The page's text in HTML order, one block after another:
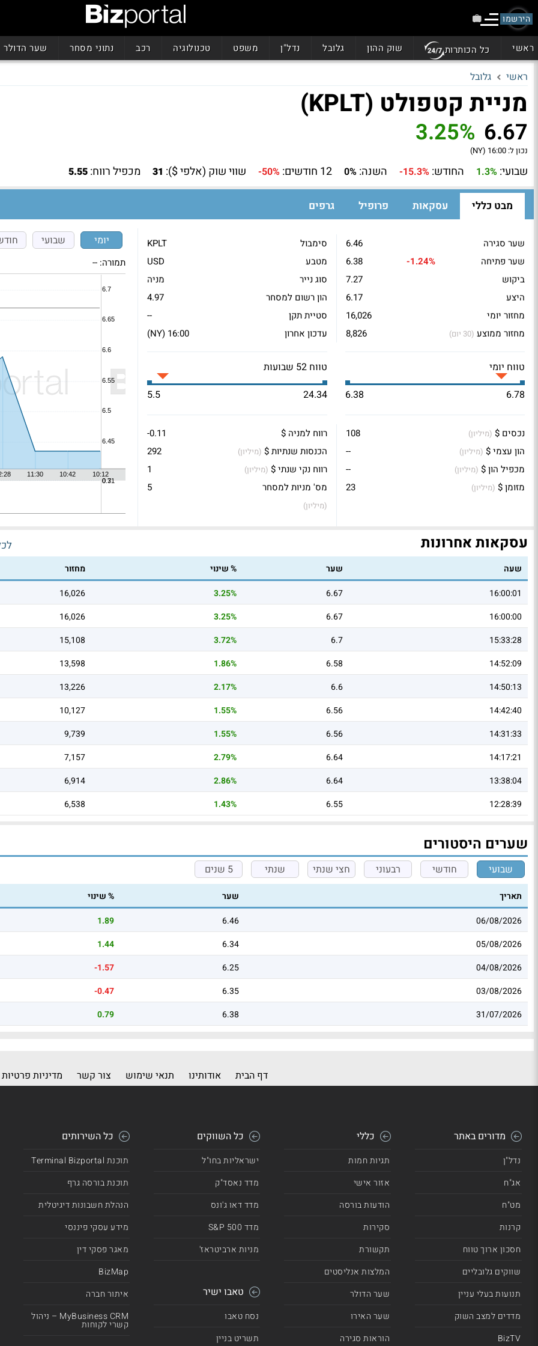
הירשמו
ראשי כל הכותרות שוק ההון גלובל נדל"ן משפט טכנולוגיה רכב נתוני מסחר שער הדולר
ראשי גלובל
מניית קטפולט (KPLT)
6.67
3.25%
נכון ל: 16:00 (NY)
שבועי: 1.3% החודש: -15.3% השנה: 0% 12 חודשים: -50% שווי שוק (אלפי $): 31 מכפיל רווח: 5.55
מבט כללי עסקאות פרופיל גרפים
שער סגירה
6.46
שער פתיחה
-1.24%
6.38
ביקוש
7.27
היצע
6.17
מחזור יומי
16,026
מחזור ממוצע (30 יום) 8,826
סימבול
KPLT
מטבע
USD
סוג נייר
מניה
הון רשום למסחר
4.97
סטיית תקן
--
עדכון אחרון
16:00 (NY)
טווח יומי
6.78
6.38
טווח 52 שבועות
24.34
5.5
נכסים $ (מיליון)
108
הון עצמי $ (מיליון)
--
מכפיל הון $ (מיליון)
--
מזומן $ (מיליון) 23
רווח למניה $
-0.11
הכנסות שנתיות $ (מיליון)
292
רווח נקי שנתי $ (מיליון)
1
מס' מניות למסחר
(מיליון)
5
יומי שבועי
תמורה: --
עסקאות אחרונות
שעה שער % שינוי
מחזור
16:00:01
6.67
3.25%
16,026
16:00:00
6.67
3.25%
16,026
15:33:28
6.7
3.72%
15,108
14:52:09
6.58
1.86%
13,598
14:50:13
6.6
2.17%
13,226
14:42:40
6.56
1.55%
10,127
14:31:33
6.56
1.55%
9,739
14:17:21
6.64
2.79%
7,157
13:38:04
6.64
2.86%
6,914
12:28:39
6.55
1.43%
6,538
שערים היסטורים
שבועי חודשי רבעוני חצי שנתי שנתי 5 שנים
תאריך שער
% שינוי
06/08/2026
6.46
1.89
05/08/2026
6.34
1.44
04/08/2026
6.25
-1.57
03/08/2026
6.35
-0.47
31/07/2026
6.38
0.79
דף הבית אודותינו תנאי שימוש צור קשר מדיניות פרטיות
מדורים באתר
נדל"ן
אג"ח
מט"ח
קרנות
חסכון ארוך טווח
שווקים גלובליים
תנועות בעלי עניין
מדדים למצב השוק
BizTV
כללי
תגיות חמות
אזור אישי
הודעות בורסה
סקירות
תקשורת
המלצות אנליסטים
שער הדולר
שער האירו
הוראות סגירה
כל השווקים
ישראליות בחו"ל
מדד נאסד"ק
מדד דאו ג'ונס
מדד 500 S&P
מניות ארביטראז'
טאבו ישיר
נסח טאבו
תשריט בניין
כל השירותים
תוכנת Terminal Bizportal
תוכנת בורסה גרף
הנהלת חשבונות דיגיטלית
מידע עסקי פיננסי
מאגר פסקי דין
BizMap
איתור חברה
MyBusiness CRM – ניהול
קשרי לקוחות